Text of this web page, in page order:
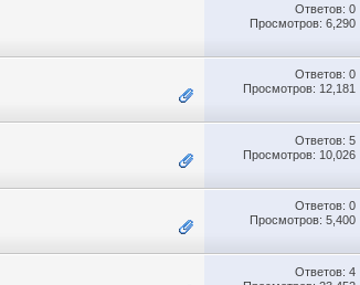
Ответов: 0
Просмотров: 6,290
Ответов: 0
Просмотров: 12,181
Ответов: 5
Просмотров: 10,026
Ответов: 0
Просмотров: 5,400
Ответов: 4